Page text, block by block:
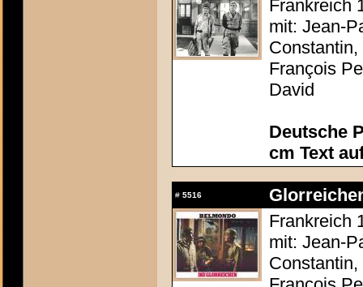
Frankreich
mit: Jean-
François
David
Deutsche
cm Text
# 5516
Frankreich
mit: Jean-